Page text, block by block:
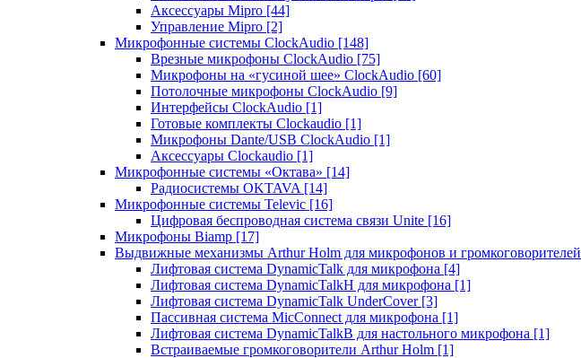
Аксессуары Mipro [44]
Управление Mipro [2]
Микрофонные системы ClockAudio [148]
Врезные микрофоны ClockAudio [75]
Микрофоны на «гусиной шее» ClockAudio [60]
Потолочные микрофоны ClockAudio [9]
Интерфейсы ClockAudio [1]
Готовые комплекты Clockaudio [1]
Микрофоны Dante/USB ClockAudio [1]
Аксессуары Clockaudio [1]
Микрофонные системы «Октава» [14]
Радиосистемы OKTAVA [14]
Микрофонные системы Televic [16]
Цифровая беспроводная система связи Unite [16]
Микрофоны Biamp [17]
Выдвижные механизмы Arthur Holm для микрофонов и громкоговорителей
Лифтовая система DynamicTalk для микрофона [4]
Лифтовая система DynamicTalkH для микрофона [1]
Лифтовая система DynamicTalk UnderCover [3]
Пассивная система MicConnect для микрофона [1]
Лифтовая система DynamicTalkB для настольного микрофона [1]
Встраиваемые громкоговорители Arthur Holm [1]